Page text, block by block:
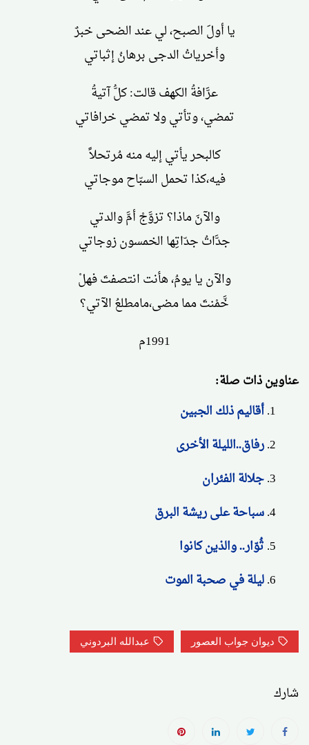
يا أولَ الصبح، لي عند الضحى خبرٌ
وأخرياتُ الدجى برهانُ إثباتي
عرَّافةُ الكهف قالت: كلُّ آتيةُ
تمضي، وتأتي ولا تمضي خرافاتي
كالبحر يأتي إليه منه مُرتحلاً
فيه،كذا تحمل السبّاح موجاتي
والآنَ ماذا؟ تزوَّجْ أمَّ والدتي
جدَّاتُ جدّاتِها الخمسون زوجاتي
والآن يا يومُ، هأنت انتصفتَ فهلْ
خَّمْنتَ مما مضى،مامطلعُ الآتي؟
1991م
عناوين ذات صلة:
أقاليم ذلك الجبين
رفاق..الليلة الأخرى
جلالة الفئران
سباحة على ريشة البرق
ثُوّار.. والذين كانوا
ليلة في صحبة الموت
ديوان جواب العصور عبدالله البردوني
شارك